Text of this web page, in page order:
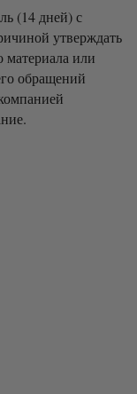
(14 дней) с
утверждать
материала или
обращений